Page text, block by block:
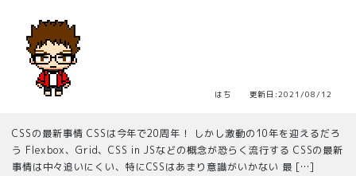
はち 更新日:2021/08/12
CSSの最新事情 CSSは今年で20周年！ しかし激動の10年を迎えるだろ
う Flexbox、Grid、CSS in JSなどの概念が恐らく流行する CSSの最新
事情は中々追いにくい、特にCSSはあまり意識がいかない 最 […]